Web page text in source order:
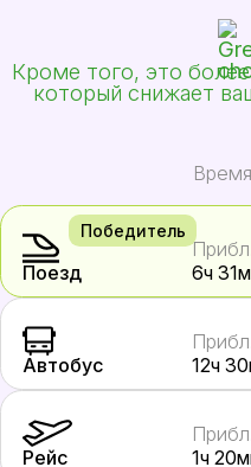
Кроме того, это
который снижает
Победитель
Поезд
6ч
Автобус
12ч
Рейс
1ч